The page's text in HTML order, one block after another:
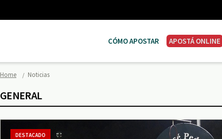
CÓMO APOSTAR APOSTÁ ONLINE
Home Noticias
GENERAL
DESTACADO